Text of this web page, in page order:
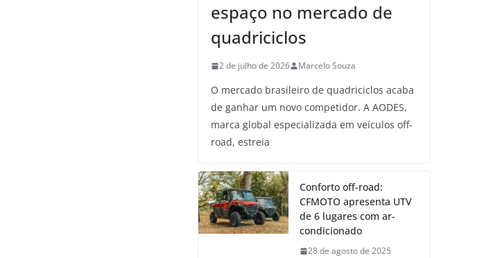
espaço no mercado de
quadriciclos
2 de julho de 2026 Marcelo Souza
O mercado brasileiro de quadriciclos acaba
de ganhar um novo competidor. A AODES,
marca global especializada em veículos off-
road, estreia
Conforto off-road:
CFMOTO apresenta UTV
de 6 lugares com ar-
condicionado
28 de agosto de 2025